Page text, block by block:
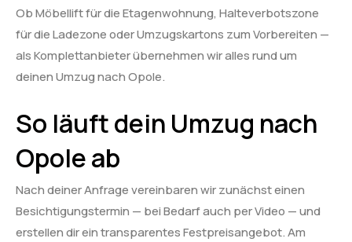
Ob Möbellift für die Etagenwohnung, Halteverbotszone
für die Ladezone oder Umzugskartons zum Vorbereiten —
als Komplettanbieter übernehmen wir alles rund um
deinen Umzug nach Opole.
So läuft dein Umzug nach
Opole ab
Nach deiner Anfrage vereinbaren wir zunächst einen
Besichtigungstermin — bei Bedarf auch per Video — und
erstellen dir ein transparentes Festpreisangebot. Am